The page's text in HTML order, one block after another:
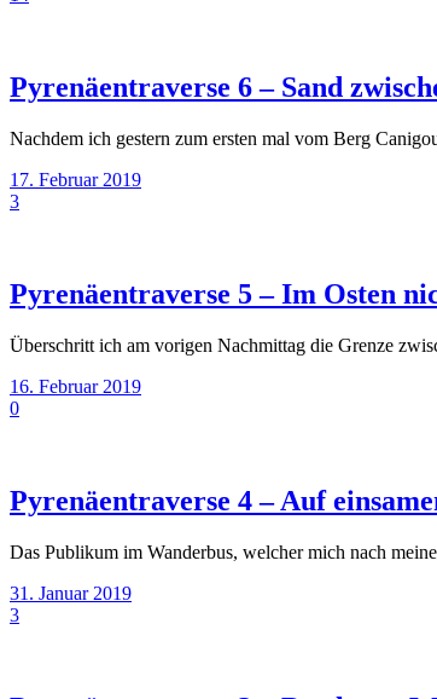
Pyrenäentraverse 6 – Sand
Nachdem ich gestern zum ersten mal vom Berg
17. Februar 2019
3
Pyrenäentraverse 5 – Im Osten
Überschritt ich am vorigen Nachmittag die Grenze
16. Februar 2019
0
Pyrenäentraverse 4 – Auf
Das Publikum im Wanderbus, welcher mich nach
31. Januar 2019
3